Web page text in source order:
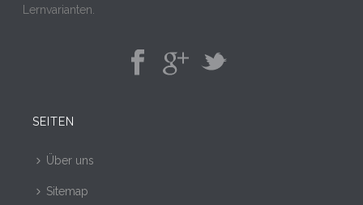
Lernvarianten.
SEITEN
Über uns
Sitemap